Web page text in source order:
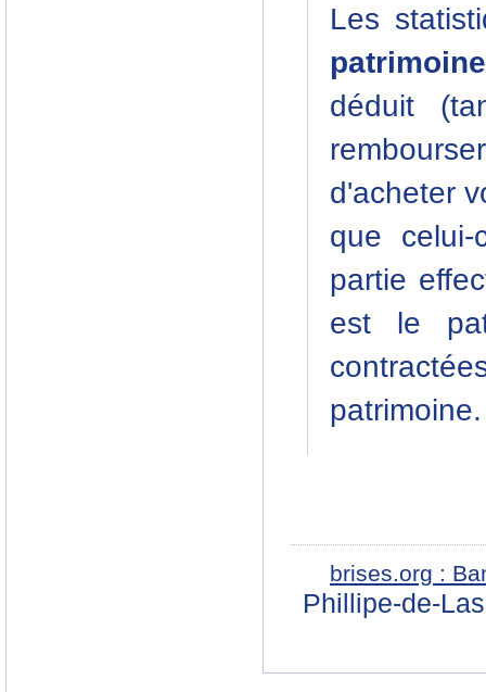
Les
déduit
d'acheter
que
partie
est le
patrimoine.
brises.org :
Phillipe-de-